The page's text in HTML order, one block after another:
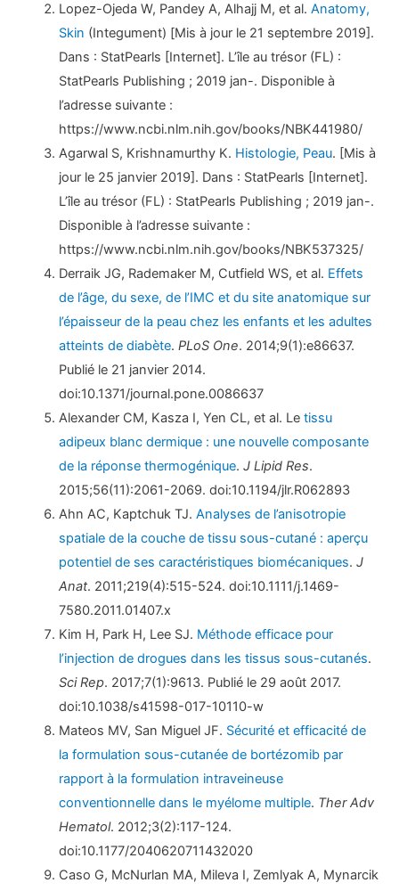
Lopez-Ojeda W, Pandey A, Alhajj M, et al.Anatomy,
Skin (Integument) [Mis à jour le 21 septembre 2019].
Dans : StatPearls [Internet]. L’île au trésor (FL) :
StatPearls Publishing ; 2019 jan-. Disponible à
l’adresse suivante :
https://www.ncbi.nlm.nih.gov/books/NBK441980/
Agarwal S, Krishnamurthy K. Histologie, Peau. [Mis à
jour le 25 janvier 2019]. Dans : StatPearls [Internet].
L’île au trésor (FL) : StatPearls Publishing ; 2019 jan-.
Disponible à l’adresse suivante :
https://www.ncbi.nlm.nih.gov/books/NBK537325/
Derraik JG, Rademaker M, Cutfield WS, et al. Effets
de l’âge, du sexe, de l’IMC et du site anatomique sur
l’épaisseur de la peau chez les enfants et les adultes
atteints de diabète.PLoS One. 2014;9(1):e86637.
Publié le 21 janvier 2014.
doi:10.1371/journal.pone.0086637
Alexander CM, Kasza I, Yen CL, et al. Letissu
adipeux blanc dermique : une nouvelle composante
de la réponse thermogénique.J Lipid Res.
2015;56(11):2061-2069. doi:10.1194/jlr.R062893
Ahn AC, Kaptchuk TJ.Analyses de l’anisotropie
spatiale de la couche de tissu sous-cutané : aperçu
potentiel de ses caractéristiques biomécaniques.J
Anat. 2011;219(4):515-524. doi:10.1111/j.1469-
7580.2011.01407.x
Kim H, Park H, Lee SJ. Méthode efficace pour
l’injection de drogues dans les tissus sous-cutanés.
Sci Rep. 2017;7(1):9613. Publié le 29 août 2017.
doi:10.1038/s41598-017-10110-w
Mateos MV, San Miguel JF. Sécurité et efficacité de
la formulation sous-cutanée de bortézomib par
rapport à la formulation intraveineuse
conventionnelle dans le myélome multiple. Ther Adv
Hematol. 2012;3(2):117-124.
doi:10.1177/2040620711432020
Caso G, McNurlan MA, Mileva I, Zemlyak A, Mynarcik